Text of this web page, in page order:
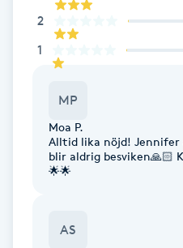
Eyeliner-tatuering
Faceliftmassage
Fet hårbotten
2
1
MP
Moa P.
Alltid lika nöjd! Jennifer
blir aldrig besviken🙏🏻
🌟🌟
AS